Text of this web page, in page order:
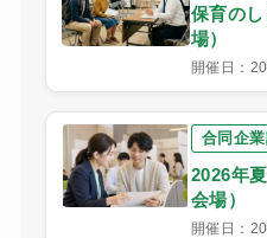
保育の
場）
開催日：
合同企
2026年
会場）
開催日：